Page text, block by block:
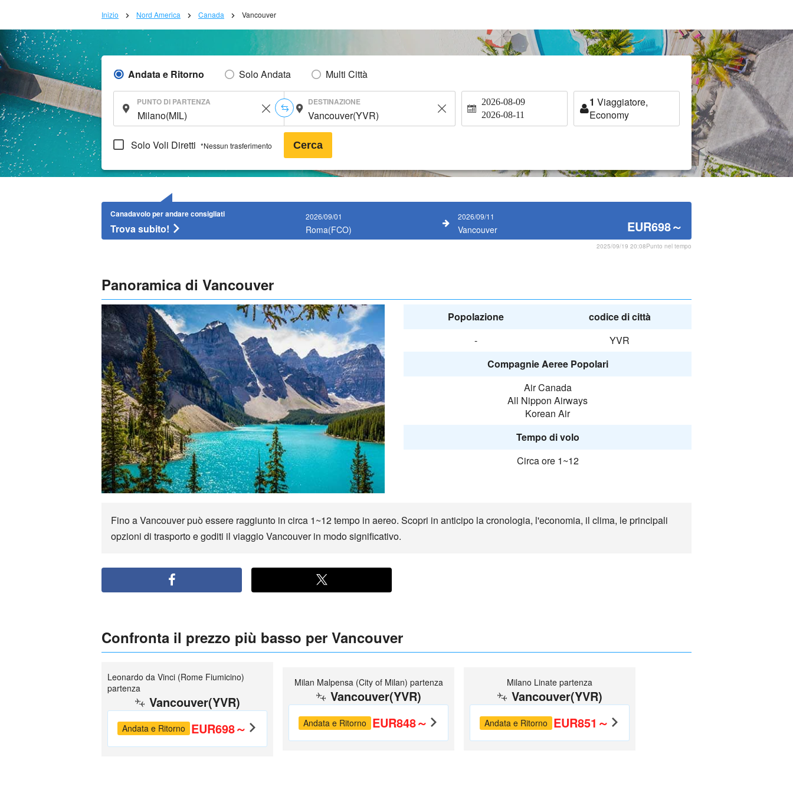
Inizio Nord America Canada Vancouver
Andata e Ritorno Solo Andata Multi Città
PUNTO DI PARTENZA DESTINAZIONE 2026-08-09
2026-08-11
1 Viaggiatore,
Economy
Solo Voli Diretti *Nessun trasferimento Cerca
Canadavolo per andare consigliati
Trova subito!
2026/09/01
Roma(FCO)
2026/09/11
Vancouver EUR698～
2025/09/19 20:08Punto nel tempo
Panoramica di Vancouver
Popolazione
codice di città
-
YVR
Compagnie Aeree Popolari
Air Canada
All Nippon Airways
Korean Air
Tempo di volo
Circa ore 1~12
Fino a Vancouver può essere raggiunto in circa 1~12 tempo in aereo. Scopri in anticipo la cronologia, l'economia, il clima, le principali
opzioni di trasporto e goditi il viaggio Vancouver in modo significativo.
Confronta il prezzo più basso per Vancouver
Leonardo da Vinci (Rome Fiumicino)
partenza
Vancouver(YVR)
Andata e Ritorno EUR698～
Milan Malpensa (City of Milan) partenza
Vancouver(YVR)
Andata e Ritorno EUR848～
Milano Linate partenza
Vancouver(YVR)
Andata e Ritorno EUR851～